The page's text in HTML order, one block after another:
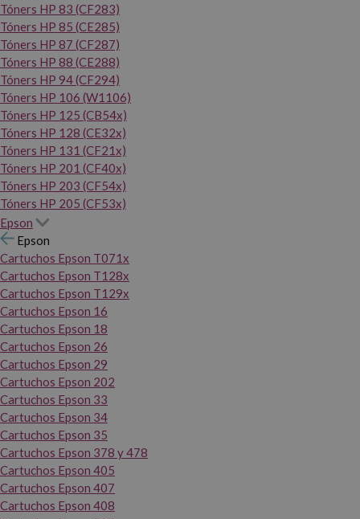
Tóners HP 83 (CF283)
Tóners HP 85 (CE285)
Tóners HP 87 (CF287)
Tóners HP 88 (CE288)
Tóners HP 94 (CF294)
Tóners HP 106 (W1106)
Tóners HP 125 (CB54x)
Tóners HP 128 (CE32x)
Tóners HP 131 (CF21x)
Tóners HP 201 (CF40x)
Tóners HP 203 (CF54x)
Tóners HP 205 (CF53x)
Epson
Epson
Cartuchos Epson T071x
Cartuchos Epson T128x
Cartuchos Epson T129x
Cartuchos Epson 16
Cartuchos Epson 18
Cartuchos Epson 26
Cartuchos Epson 29
Cartuchos Epson 202
Cartuchos Epson 33
Cartuchos Epson 34
Cartuchos Epson 35
Cartuchos Epson 378 y 478
Cartuchos Epson 405
Cartuchos Epson 407
Cartuchos Epson 408